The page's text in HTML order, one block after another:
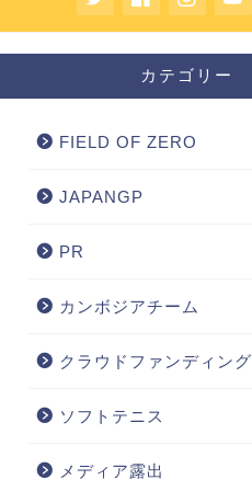
カテゴリー
FIELD OF ZERO
JAPANGP
PR
カンボジアチーム
クラウドファンディング
ソフトテニス
メディア露出